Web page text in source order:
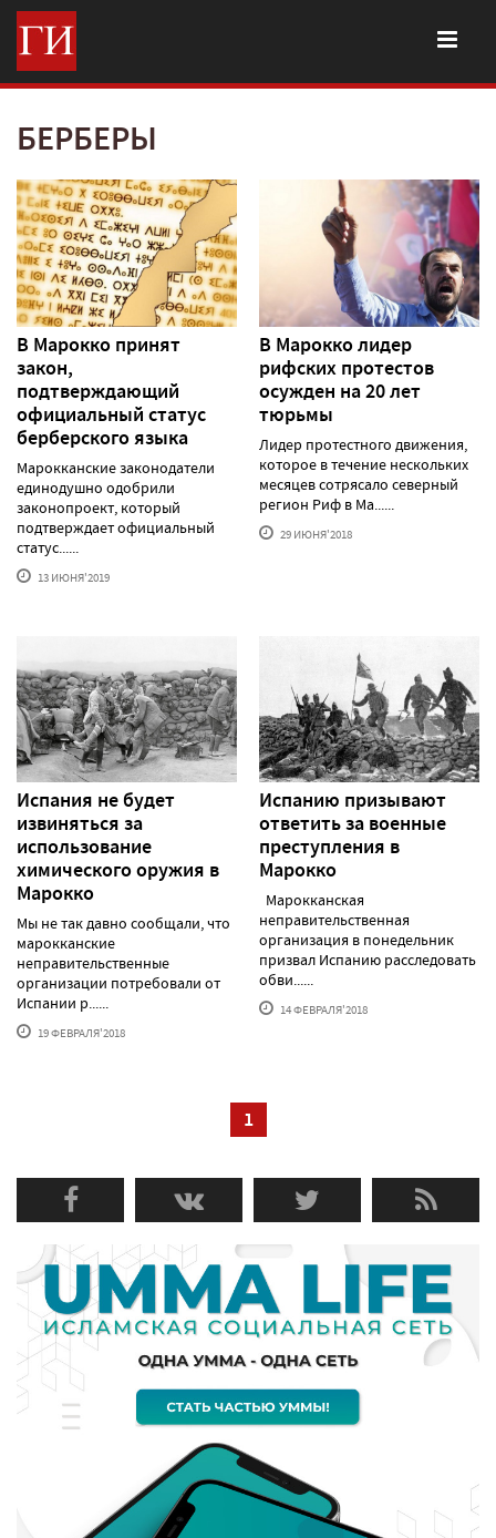
БЕРБЕРЫ
В Марокко принят
закон,
подтверждающий
официальный статус
берберского языка
Марокканские законодатели
единодушно одобрили
законопроект, который
подтверждает официальный
статус......
13 ИЮНЯ'2019
В Марокко лидер
рифских протестов
осужден на 20 лет
тюрьмы
Лидер протестного движения,
которое в течение нескольких
месяцев сотрясало северный
регион Риф в Ма......
29 ИЮНЯ'2018
Испания не будет
извиняться за
использование
химического оружия в
Марокко
Мы не так давно сообщали, что
марокканские
неправительственные
организации потребовали от
Испании р......
19 ФЕВРАЛЯ'2018
Испанию призывают
ответить за военные
преступления в
Марокко
Марокканская
неправительственная
организация в понедельник
призвал Испанию расследовать
обви......
14 ФЕВРАЛЯ'2018
1